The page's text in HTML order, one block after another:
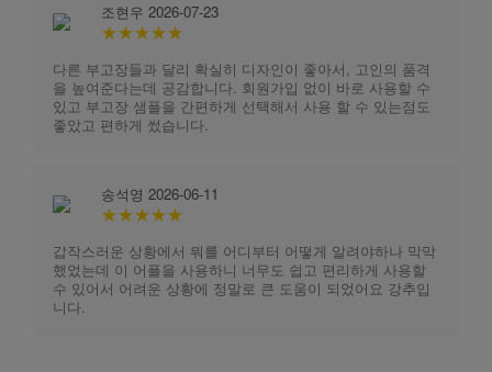
조현우 2026-07-23
★★★★★
다른 부고장들과 달리 확실히 디자인이 좋아서, 고인의 품격
을 높여준다는데 공감합니다. 회원가입 없이 바로 사용할 수
있고 부고장 샘플을 간편하게 선택해서 사용 할 수 있는점도
좋았고 편하게 썼습니다.
송석영 2026-06-11
★★★★★
갑작스러운 상황에서 뭐를 어디부터 어떻게 알려야하나 막막
했었는데 이 어플을 사용하니 너무도 쉽고 편리하게 사용할
수 있어서 어려운 상황에 정말로 큰 도움이 되었어요 강추입
니다.